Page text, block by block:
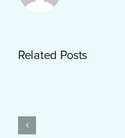
Related PostsGetting